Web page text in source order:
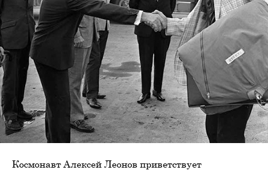
Космонавт Алексей Леонов приветствует